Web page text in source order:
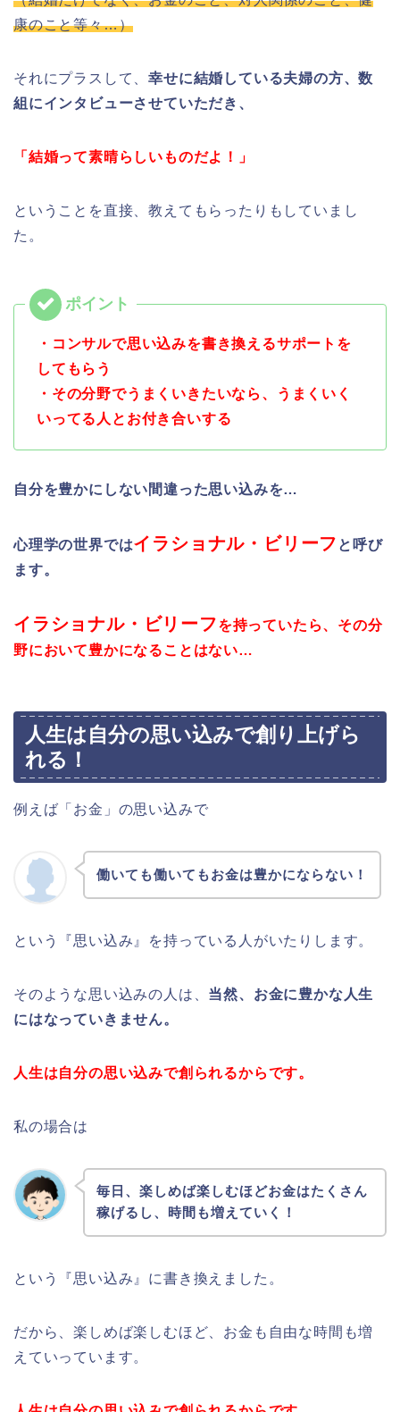
康のこと等々…）
それにプラスして、幸せに結婚している夫婦の方、数
組にインタビューさせていただき、
「結婚って素晴らしいものだよ！」
ということを直接、教えてもらったりもしていまし
た。
・コンサルで思い込みを書き換えるサポートを
してもらう
・その分野でうまくいきたいなら、うまくいく
いってる人とお付き合いする
自分を豊かにしない間違った思い込みを…
心理学の世界ではイラショナル・ビリーフ と呼び
ます。
イラショナル・ビリーフを持っていたら、その分
野において豊かになることはない…
人生は自分の思い込みで創り上げら
れる！
例えば「お金」の思い込みで
働いても働いてもお金は豊かにならない！
という『思い込み』を持っている人がいたりします。
そのような思い込みの人は、 当然、お金に豊かな人生
にはなっていきません。
人生は自分の思い込みで創られるからです。
私の場合は
毎日、楽しめば楽しむほどお金はたくさん
稼げるし、時間も増えていく！
という『思い込み』に書き換えました。
だから、楽しめば楽しむほど、お金も自由な時間も増
えていっています。